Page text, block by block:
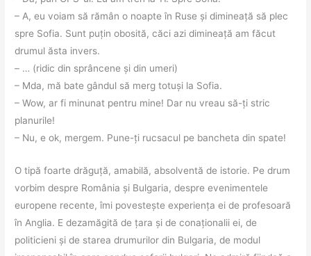
– A, eu voiam să rămân o noapte în Ruse și dimineață să plec
spre Sofia. Sunt puțin obosită, căci azi dimineață am făcut
drumul ăsta invers.
– … (ridic din sprâncene și din umeri)
– Mda, mă bate gândul să merg totuși la Sofia.
– Wow, ar fi minunat pentru mine! Dar nu vreau să-ți stric
planurile!
– Nu, e ok, mergem. Pune-ți rucsacul pe bancheta din spate!
O tipă foarte drăguță, amabilă, absolventă de istorie. Pe drum
vorbim despre România și Bulgaria, despre evenimentele
europene recente, îmi povestește experiența ei de profesoară
în Anglia. E dezamăgită de țara și de conaționalii ei, de
politicieni și de starea drumurilor din Bulgaria, de modul